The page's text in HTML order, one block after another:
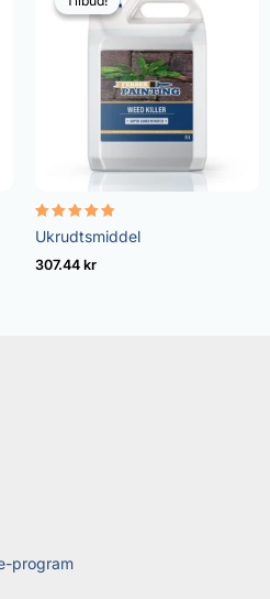
Vurderet
4.73
ud af 5
Ukrudtsmiddel
307.44 kr
program